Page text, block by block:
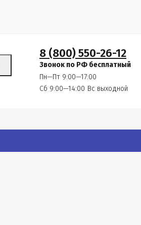
8 (800) 550-26-12
Звонок по РФ бесплатный
Пн—Пт 9:00—17:00
Сб 9:00—14:00 Вс выходной